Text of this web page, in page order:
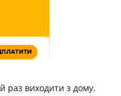
раз виходити з дому.